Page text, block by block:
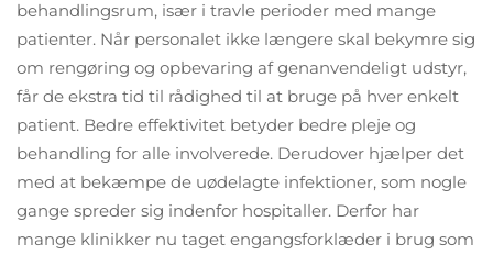
behandlingsrum, især i travle perioder med mange
patienter. Når personalet ikke længere skal bekymre sig
om rengøring og opbevaring af genanvendeligt udstyr,
får de ekstra tid til rådighed til at bruge på hver enkelt
patient. Bedre effektivitet betyder bedre pleje og
behandling for alle involverede. Derudover hjælper det
med at bekæmpe de uødelagte infektioner, som nogle
gange spreder sig indenfor hospitaller. Derfor har
mange klinikker nu taget engangsforklæder i brug som